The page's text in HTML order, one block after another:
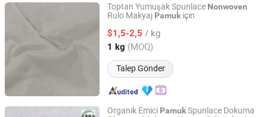
Toptan Yumuşak Spunlace Nonwoven
Rulo Makyaj Pamukiçin
$1,5-2,5 / kg
1 kg (MOQ)
Talep Gönder
Hefei YuChen Plastic Products Co., Ltd.
Anhui, China Fiyat 2018
Organik Emici PamukSpunlace Dokuma